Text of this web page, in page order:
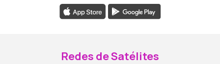
Redes de Satélites